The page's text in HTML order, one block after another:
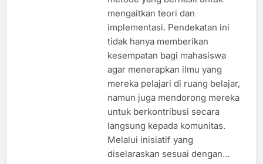
mengaitkan teori dan
implementasi. Pendekatan ini
tidak hanya memberikan
kesempatan bagi mahasiswa
agar menerapkan ilmu yang
mereka pelajari di ruang belajar,
namun juga mendorong mereka
untuk berkontribusi secara
langsung kepada komunitas.
Melalui inisiatif yang
diselaraskan sesuai dengan…